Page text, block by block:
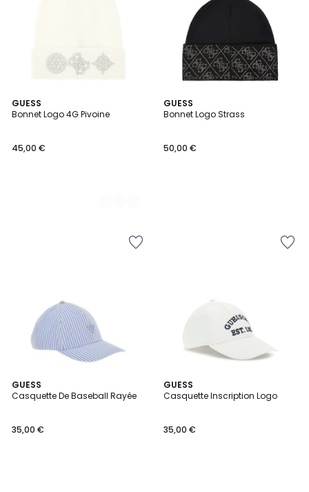
GUESS
Bonnet Logo 4G Pivoine
45,00 €
3
Couleurs
GUESS
Bonnet Logo Strass
50,00 €
GUESS
Casquette De Baseball Rayée
35,00 €
GUESS
Casquette Inscription Logo
35,00 €